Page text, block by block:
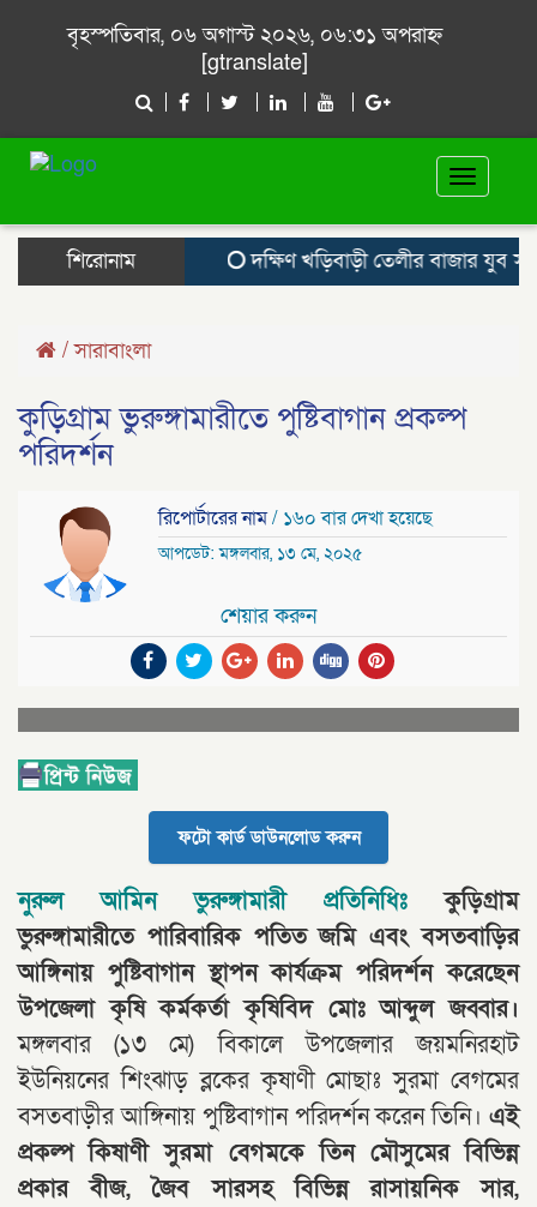
বৃহস্পতিবার, ০৬ অগাস্ট ২০২৬, ০৬:৩১ অপরাহ্ন
[gtranslate]
Toggle
শিরোনাম
দক্ষিণ খড়িবাড়ী তেলীর বাজার যুব
/সারাবাংলা
কুড়িগ্রাম ভুরুঙ্গামারীতে পুষ্টিবাগান প্রকল্প
পরিদর্শন
রিপোর্টারের নাম/ ১৬০ বার দেখা হয়েছে
আপডেট: মঙ্গলবার, ১৩ মে, ২০২৫
শেয়ার করুন
ফটো কার্ড ডাউনলোড করুন
নুরুল আমিন ভুরুঙ্গামারী প্রতিনিধিঃ কুড়িগ্রাম
ভুরুঙ্গামারীতে পারিবারিক পতিত জমি এবং বসতবাড়ির
আঙ্গিনায় পুষ্টিবাগান স্থাপন কার্যক্রম পরিদর্শন করেছেন
উপজেলা কৃষি কর্মকর্তা কৃষিবিদ মোঃ আব্দুল জব্বার।
মঙ্গলবার (১৩ মে) বিকালে উপজেলার জয়মনিরহাট
ইউনিয়নের শিংঝাড় ব্লকের কৃষাণী মোছাঃ সুরমা বেগমের
বসতবাড়ীর আঙ্গিনায় পুষ্টিবাগান পরিদর্শন করেন তিনি। এই
প্রকল্প কিষাণী সুরমা বেগমকে তিন মৌসুমের বিভিন্ন
প্রকার বীজ, জৈব সারসহ বিভিন্ন রাসায়নিক সার,